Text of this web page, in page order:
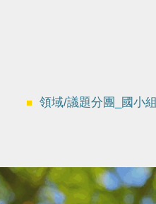
領域/議題分團_國小組